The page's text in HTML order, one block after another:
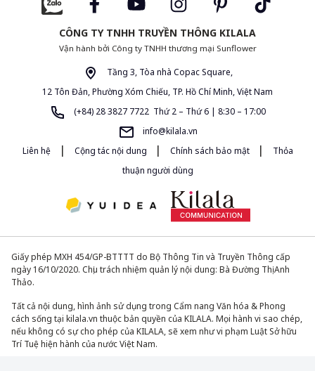
CÔNG TY TNHH TRUYỀN THÔNG KILALA
Vận hành bởi Công ty TNHH thương mại Sunflower
Tầng 3, Tòa nhà Copac Square,
12 Tôn Đản, Phường Xóm Chiếu, TP. Hồ Chí Minh, Việt Nam
(+84) 28 3827 7722 Thứ 2 – Thứ 6 | 8:30 – 17:00
info@kilala.vn
Liên hệ
| Cộng tác nội dung | Chính sách bảo mật |
Thỏa
thuận người dùng
Giấy phép MXH 454/GP-BTTTT do Bộ Thông Tin và Truyền Thông cấp
ngày 16/10/2020. Chịu trách nhiệm quản lý nội dung: Bà Đường Thị Anh
Thảo.
Tất cả nội dung, hình ảnh sử dụng trong Cẩm nang Văn hóa & Phong
cách sống tại kilala.vn thuộc bản quyền của KILALA. Mọi hành vi sao chép,
nếu không có sự cho phép của KILALA, sẽ xem như vi phạm Luật Sở hữu
Trí Tuệ hiện hành của nước Việt Nam.